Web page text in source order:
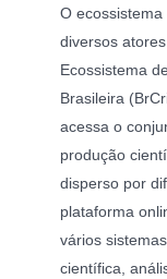
O
diversos
Ecossistema
Brasileira
acessa o
produção
disperso por
plataforma
vários
científica,